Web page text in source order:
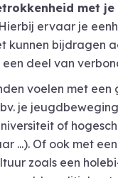
met je
ervaar je
kunnen bijdragen
een deel van
voelen met een
je
of
...). Of ook met
zoals een